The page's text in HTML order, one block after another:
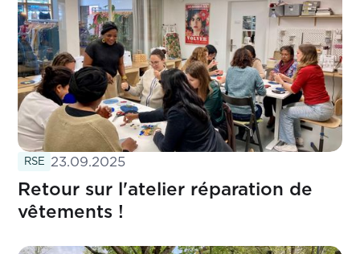
RSE 23.09.2025
Retour sur l'atelier réparation de
vêtements !